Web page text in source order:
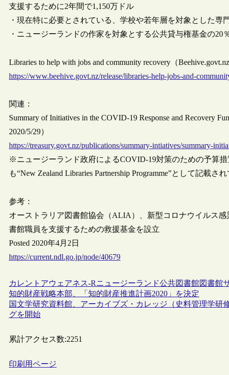
支援するために2年間で1,150万ドル
・現在特に必要とされている、学校や若年層を対象とした専
・ニュージーランドの作家を対象とする公共貸与権基金の20
Libraries to help with jobs and community recovery（
https://www.beehive.govt.nz/release/libraries-help-jobs-and-
関連：
Summary of Initiatives in the COVID-19 Response and Recovery
2020/5/29）
https://treasury.govt.nz/publications/summary-intiatives/summary-
※ニュージーランド政府によるCOVID-19対策のための予算
も“New Zealand Libraries Partnership Programme”として記載され
参考：
オーストラリア図書館協会（ALIA）、新型コロナウイルス
書館職員を支援するための救援基金を設立
Posted 2020年4月2日
https://current.ndl.go.jp/node/40679
カレントアウェアネス-Rニュージーランド公共図書館図書館
知的財産戦略本部、「知的財産推進計画2020」を決定
国文学研究資料館、アーカイブズ・カレッジ（史料管理学
グを開始
累計アクセス数:2251
印刷用ページ